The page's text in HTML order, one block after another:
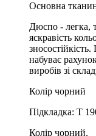
Основна
Дюспо - легка,
яскравість
набуває
виробів зі
Колір чорний
Підкладка: Т
Колір чорний.